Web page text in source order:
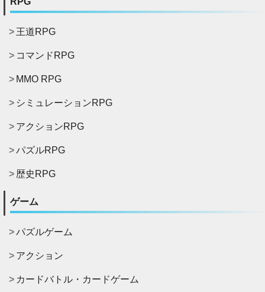
王道RPG
コマンドRPG
MMO RPG
シミュレーションRPG
アクションRPG
パズルRPG
歴史RPG
ゲーム
パズルゲーム
アクション
カードバトル・カードゲーム